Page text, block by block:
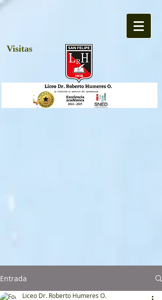
Visitas
Entrada
Liceo Dr. Roberto Humeres O.